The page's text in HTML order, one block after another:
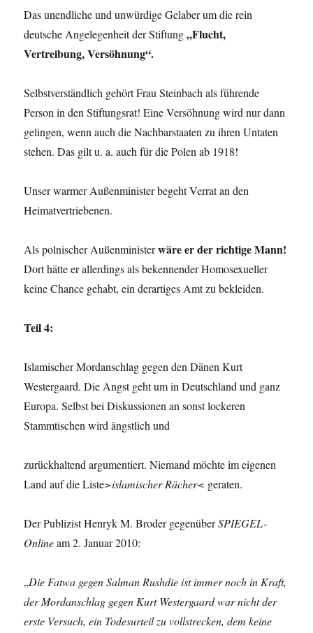
Das unendliche und unwürdige Gelaber um die rein
deutsche Angelegenheit der Stiftung„Flucht,
Vertreibung, Versöhnung“.
Selbstverständlich gehört Frau Steinbach als führende
Person in den Stiftungsrat! Eine Versöhnung wird nur dann
gelingen, wenn auch die Nachbarstaaten zu ihren Untaten
stehen. Das gilt u. a. auch für die Polen ab 1918!
Unser warmer Außenminister begeht Verrat an den
Heimatvertriebenen.
Als polnischer Außenministerwäre er der richtige Mann!
Dort hätte er allerdings als bekennender Homosexueller
keine Chance gehabt, ein derartiges Amt zu bekleiden.
Teil 4:
Islamischer Mordanschlag gegen den Dänen Kurt
Westergaard. Die Angst geht um in Deutschland und ganz
Europa. Selbst bei Diskussionen an sonst lockeren
Stammtischen wird ängstlich und
zurückhaltend argumentiert. Niemand möchte im eigenen
Land auf die Liste>islamischer Rächer< geraten.
Der Publizist Henryk M. Broder gegenüberSPIEGEL-
Onlineam 2. Januar 2010:
„Die Fatwa gegen Salman Rushdie ist immer noch in Kraft,
der Mordanschlag gegen Kurt Westergaard war nicht der
erste Versuch, ein Todesurteil zu vollstrecken, dem keine